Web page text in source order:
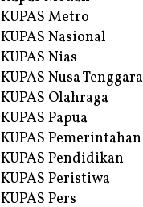
KUPAS Metro
KUPAS Nasional
KUPAS Nias
KUPAS Nusa Tenggara
KUPAS Olahraga
KUPAS Papua
KUPAS Pemerintahan
KUPAS Pendidikan
KUPAS Peristiwa
KUPAS Pers